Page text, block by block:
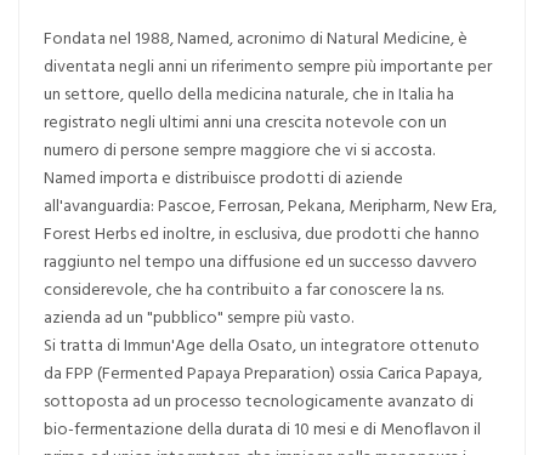
Fondata nel 1988, Named, acronimo di Natural Medicine, è
diventata negli anni un riferimento sempre più importante per
un settore, quello della medicina naturale, che in Italia ha
registrato negli ultimi anni una crescita notevole con un
numero di persone sempre maggiore che vi si accosta.
Named importa e distribuisce prodotti di aziende
all'avanguardia: Pascoe, Ferrosan, Pekana, Meripharm, New Era,
Forest Herbs ed inoltre, in esclusiva, due prodotti che hanno
raggiunto nel tempo una diffusione ed un successo davvero
considerevole, che ha contribuito a far conoscere la ns.
azienda ad un "pubblico" sempre più vasto.
Si tratta di Immun'Age della Osato, un integratore ottenuto
da FPP (Fermented Papaya Preparation) ossia Carica Papaya,
sottoposta ad un processo tecnologicamente avanzato di
bio-fermentazione della durata di 10 mesi e di Menoflavon il